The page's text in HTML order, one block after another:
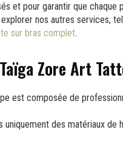
et pour garantir que
nos autres services,
sur bras complet.
Zore Art
est composée de
uniquement des matériaux de